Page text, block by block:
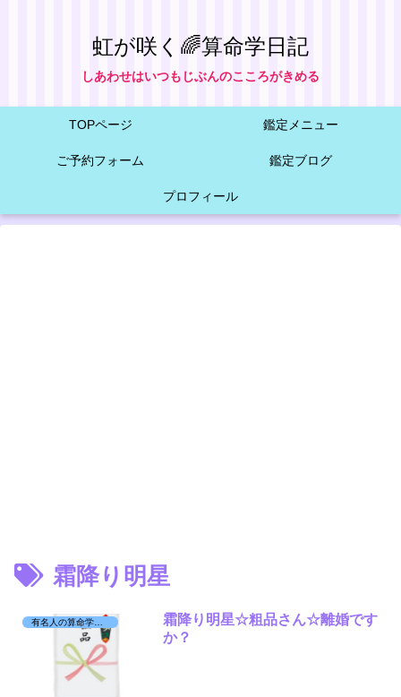
虹が咲く🌈算命学日記
しあわせはいつもじぶんのこころがきめる
TOPページ 鑑定メニュー
ご予約フォーム 鑑定ブログ
プロフィール
霜降り明星
有名人の算命学日記☆
霜降り明星☆粗品さん☆離婚です
か？